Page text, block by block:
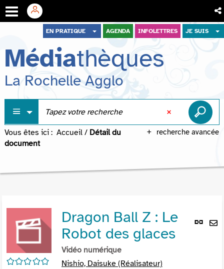
menu
contenu
recherche
EN PRATIQUE AGENDA INFOLETTRES JE SUIS
Médiathèques
La Rochelle Agglo
recherche avancée
Vous êtes ici : Accueil / Détail du
document
Lien
/5
Dragon Ball Z : Le
Robot des glaces
Vidéo numérique
Nishio, Daisuke (Réalisateur)